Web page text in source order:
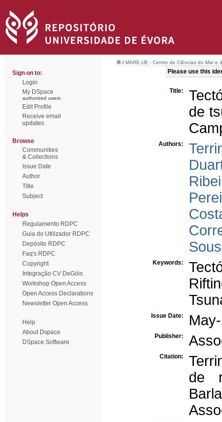
Sign on to:
Login
My DSpace
authorized users
Edit Profile
Receive email
updates
Browse
Communities
& Collections
Issue Date
Author
Title
Subject
Helps
Regulamento RDPC
Guia do Utilizador RDPC
Depósito RDPC
Faq's RDPC
Copyright
Integração CV DeGóis
Workshop Open Access
Open Access Declarations
Newsletter Open Access
Help
About Dspace
DSpace Software
/ MARE-UE - Centro de Ciências do Mar e
Please use this
Title:
de
Authors:
Keywords:
Issue Date:
Publisher:
Citation:
de